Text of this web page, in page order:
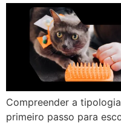
Compreender a
primeiro passo para